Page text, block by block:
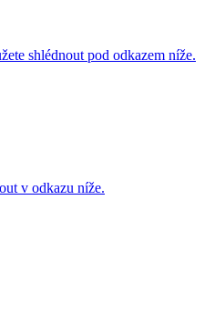
shlédnout pod odkazem níže.
v odkazu níže.